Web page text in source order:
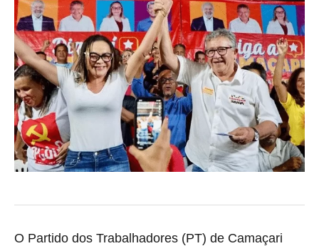
O Partido dos Trabalhadores (PT) de Camaçari